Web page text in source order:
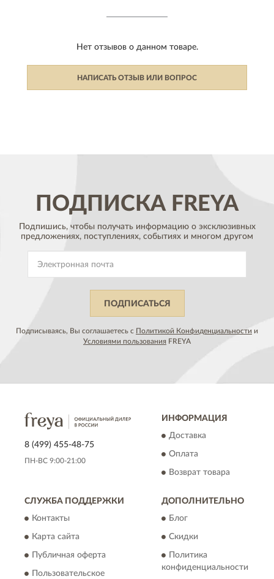
Нет отзывов о данном товаре.
НАПИСАТЬ ОТЗЫВ ИЛИ ВОПРОС
ПОДПИСКАFREYA
Подпишись, чтобы получать информацию о эксклюзивных
предложениях, поступлениях, событиях и многом другом
ПОДПИСАТЬСЯ
Подписываясь, Вы соглашаетесь с Политикой Конфиденциальности и
Условиями пользования FREYA
8 (499) 455-48-75
ПН-ВС 9:00-21:00
ИНФОРМАЦИЯ
Доставка
Оплата
Возврат товара
СЛУЖБА ПОДДЕРЖКИ
Контакты
Карта сайта
Публичная оферта
Пользовательское
ДОПОЛНИТЕЛЬНО
Блог
Скидки
Политика
конфиденциальности